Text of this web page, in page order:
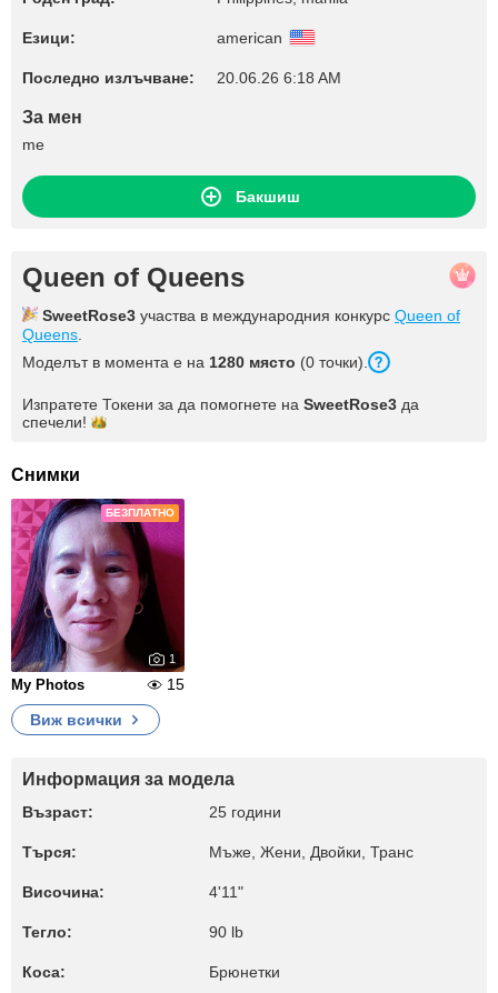
Езици: american
Последно излъчване: 20.06.26 6:18 AM
За мен
me
Бакшиш
Queen of Queens
SweetRose3 участва в международния конкурс Queen of
Queens
Моделът в момента е на 1280 място (0 точки).
Изпратете Токени за да помогнете на SweetRose3 да
спечели!
Снимки
БЕЗПЛАТНО
1
My Photos
15
Виж всички
Информация за модела
Възраст: 25 години
Търся: Мъже, Жени, Двойки, Транс
Височина: 4'11"
Тегло: 90 lb
Коса: Брюнетки